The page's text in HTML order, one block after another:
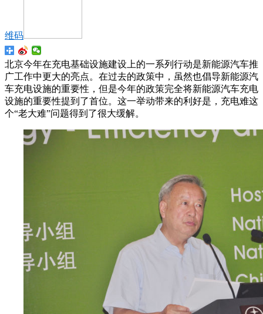
维码
北京今年在充电基础设施建设上的一系列行动是新能源汽车推
广工作中更大的亮点。在过去的政策中，虽然也倡导新能源汽
车充电设施的重要性，但是今年的政策完全将新能源汽车充电
设施的重要性提到了首位。这一举动带来的利好是，充电难这
个“老大难”问题得到了很大缓解。